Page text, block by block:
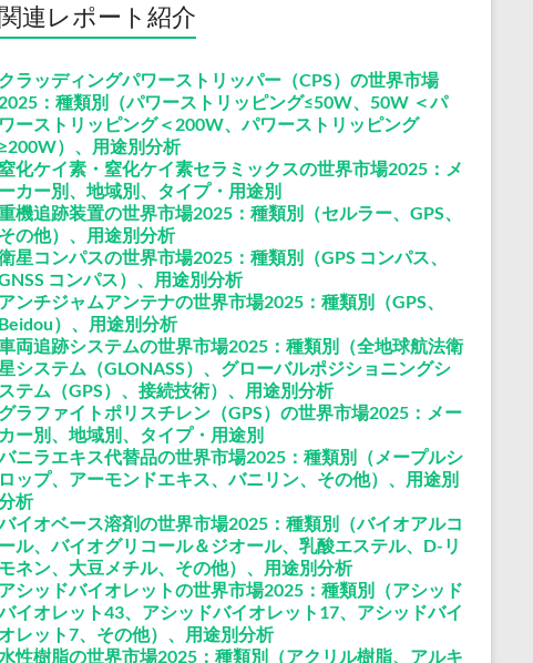
関連レポート紹介
クラッディングパワーストリッパー（CPS）の世界市場
2025：種類別（パワーストリッピング≤50W、50W ＜パ
ワーストリッピング＜200W、パワーストリッピング
≥200W）、用途別分析
窒化ケイ素・窒化ケイ素セラミックスの世界市場2025：メ
ーカー別、地域別、タイプ・用途別
機追跡装置の世界市場2025：種類別（セルラー、GPS、
その他）、用途別分析
星コンパスの世界市場2025：種類別（GPS コンパス、
コンパス）、用途別分析
アンチジャムアンテナの世界市場2025：種類別（GPS、
Beidou）、用途別分析
両追跡システムの世界市場2025：種類別（全地球航法衛
システム（GLONASS）、グローバルポジショニングシ
ステム（GPS）、接続技術）、用途別分析
グラファイトポリスチレン（GPS）の世界市場2025：メー
カー別、地域別、タイプ・用途別
ニラエキス代替品の世界市場2025：種類別（メープルシ
ロップ、アーモンドエキス、バニリン、その他）、用途別
析
イオベース溶剤の世界市場2025：種類別（バイオアルコ
ール、バイオグリコール＆ジオール、乳酸エステル、D-リ
モネン、大豆メチル、その他）、用途別分析
アシッドバイオレットの世界市場2025：種類別（アシッド
イオレット43、アシッドバイオレット17、アシッドバイ
オレット7、その他）、用途別分析
水性樹脂の世界市場2025：種類別（アクリル樹脂、アルキ